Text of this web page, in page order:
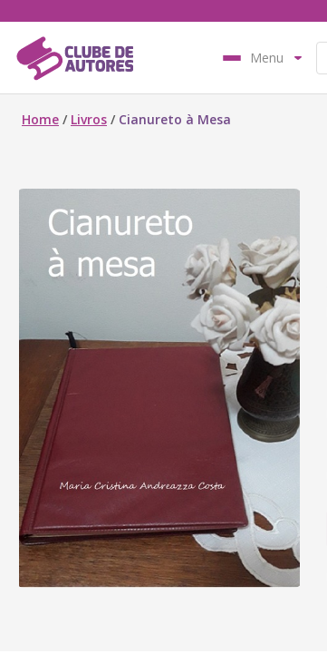
Menu
Home / Livros / Cianureto à Mesa